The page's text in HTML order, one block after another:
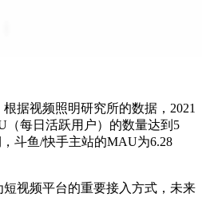
据视频照明研究所的数据，2021
（每日活跃用户）的数量达到5
斗鱼/快手主站的MAU为6.28
视频平台的重要接入方式，未来